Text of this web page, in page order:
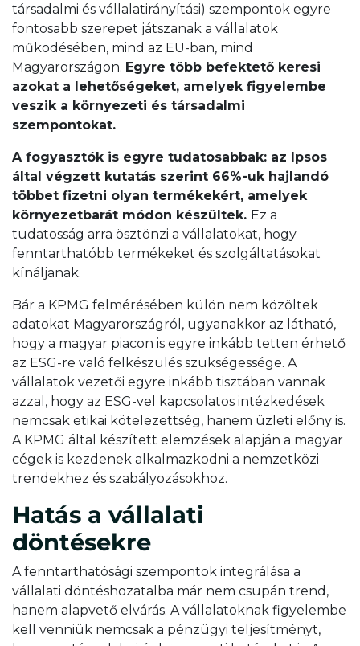
társadalmi és vállalatirányítási) szempontok egyre
fontosabb szerepet játszanak a vállalatok
működésében, mind az EU-ban, mind
Magyarországon. Egyre több befektető keresi
azokat a lehetőségeket, amelyek figyelembe
veszik a környezeti és társadalmi
szempontokat.
A fogyasztók is egyre tudatosabbak: az Ipsos
által végzett kutatás szerint 66%-uk hajlandó
többet fizetni olyan termékekért, amelyek
környezetbarát módon készültek. Ez a
tudatosság arra ösztönzi a vállalatokat, hogy
fenntarthatóbb termékeket és szolgáltatásokat
kínáljanak.
Bár a KPMG felmérésében külön nem közöltek
adatokat Magyarországról, ugyanakkor az látható,
hogy a magyar piacon is egyre inkább tetten érhető
az ESG-re való felkészülés szükségessége. A
vállalatok vezetői egyre inkább tisztában vannak
azzal, hogy az ESG-vel kapcsolatos intézkedések
nemcsak etikai kötelezettség, hanem üzleti előny is.
A KPMG által készített elemzések alapján a magyar
cégek is kezdenek alkalmazkodni a nemzetközi
trendekhez és szabályozásokhoz.
Hatás a vállalati
döntésekre
A fenntarthatósági szempontok integrálása a
vállalati döntéshozatalba már nem csupán trend,
hanem alapvető elvárás. A vállalatoknak figyelembe
kell venniük nemcsak a pénzügyi teljesítményt,